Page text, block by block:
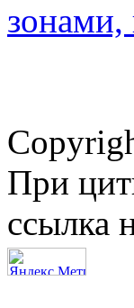
зонами,
При
ссылка